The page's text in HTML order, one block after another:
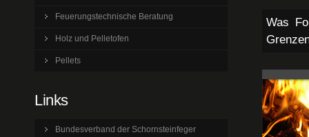
Was
Feuerungstechnische Beratung
Holz und Pelletofen
Pellets
Links
Bundesverband der Schornsteinfeger